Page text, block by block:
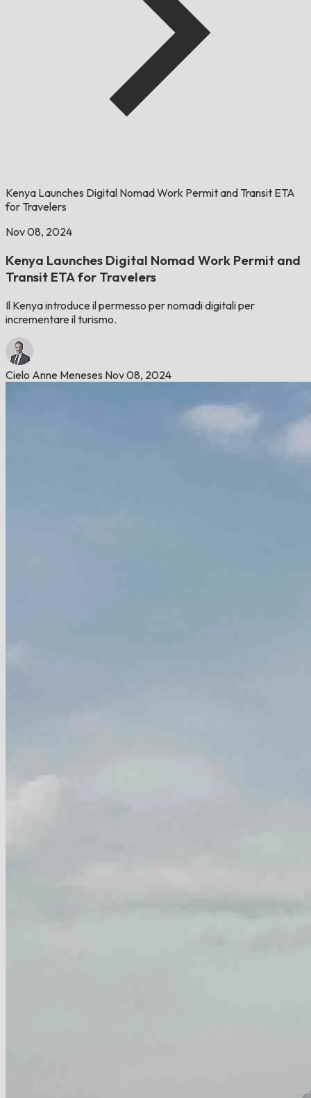
Kenya Launches Digital Nomad Work Permit and Transit ETA
for Travelers
Nov 08, 2024
Kenya Launches Digital Nomad Work Permit and
Transit ETA for Travelers
Il Kenya introduce il permesso per nomadi digitali per
incrementare il turismo.
Cielo Anne Meneses Nov 08, 2024